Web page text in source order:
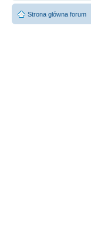
Strona główna forum